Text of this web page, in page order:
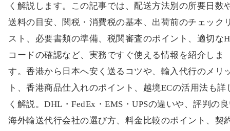
く解説します。この記事では、配送方法別の所要日数
送料の目安、関税・消費税の基本、出荷前のチェック
スト、必要書類の準備、税関審査のポイント、適切な
コードの確認など、実務ですぐ使える情報を紹介しま
す。香港から日本へ安く送るコツや、輸入代行のメリ
ト、香港商品仕入れのポイント、越境ECの活用法も詳
く解説。DHL・FedEx・EMS・UPSの違いや、評判の
海外輸送代行会社の選び方、料金比較のポイント、契